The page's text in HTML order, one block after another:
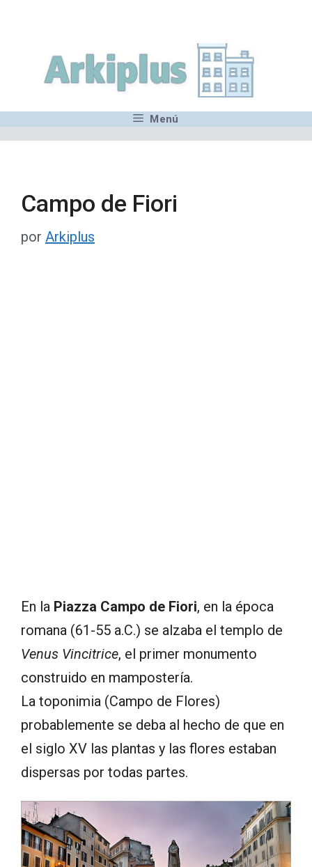
contenido
Menú
Campo de Fiori
por Arkiplus
En la Piazza Campo de Fiori, en la época
romana (61-55 a.C.) se alzaba el templo de
Venus Vincitrice, el primer monumento
construido en mampostería.
La toponimia (Campo de Flores)
probablemente se deba al hecho de que en
el siglo XV las plantas y las flores estaban
dispersas por todas partes.